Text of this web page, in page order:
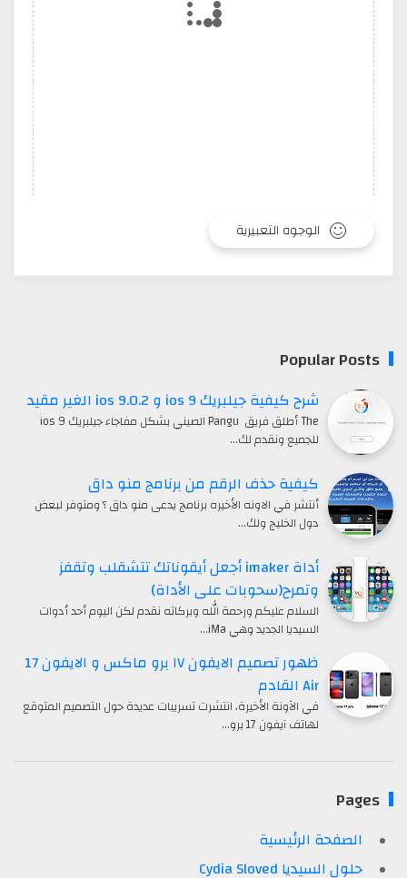
الوجوه التعبيرية
Popular Posts
شرح كيفية جيلبريك ios 9 و ios 9.0.2 الغير مقيد
The أطلق فريق Pangu الصيني بشكل مفاجاء جيلبريك ios 9
للجميع ونقدم لك…
كيفية حذف الرقم من برنامج منو داق
أنتشر في الاونه الأخيره برنامج يدعى منو داق ؟ ومتوفر لبعض
دول الخليج ولك…
أداة imaker أجعل أيقوناتك تتشقلب وتقفز
وتمرح(سحوبات على الأداة)
السلام عليكم ورحمة الله وبركاته نقدم لكن اليوم أحد أدوات
السيديا الجديد وهي iMa…
ظهور تصميم الايفون ١٧ برو ماكس و الايفون 17
Air القادم
في الآونة الأخيرة، انتشرت تسريبات عديدة حول التصميم المتوقع
لهاتف آيفون 17 برو…
Pages
الصفحة الرئيسية
حلول السيديا Cydia Sloved